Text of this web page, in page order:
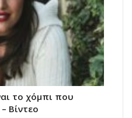
το χόμπι που
Βίντεο